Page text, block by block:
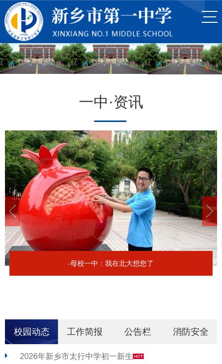
一中·资讯
-母校一中：我在北大想您了
校园动态 工作简报 公告栏 消防安全
2026年新乡市太行中学初一新生